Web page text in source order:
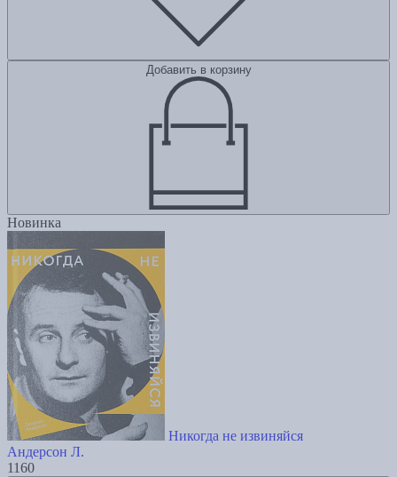
Добавить в корзину
Новинка
Никогда не извиняйся
Андерсон Л.
1160